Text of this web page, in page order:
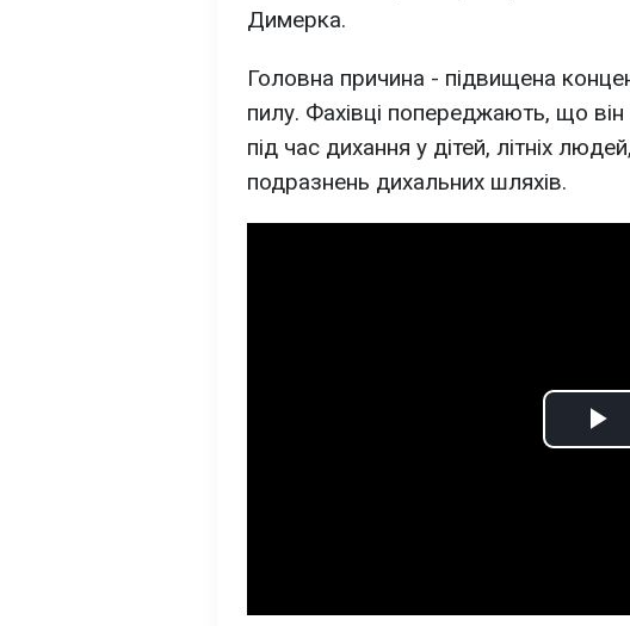
Димерка.
Головна причина - підвищена
пилу. Фахівці попереджають, що
під час дихання у дітей, літніх
подразнень дихальних шляхів.